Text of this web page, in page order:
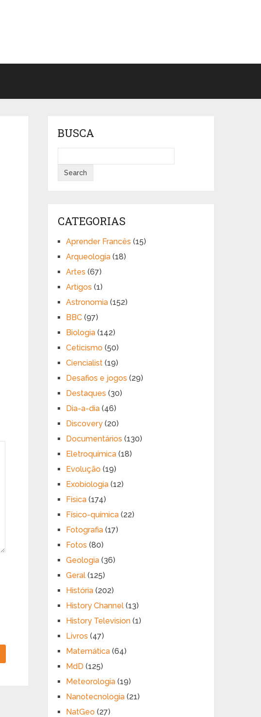
BUSCA
CATEGORIAS
Aprender Francês (15)
Arqueologia (18)
Artes (67)
Artigos (1)
Astronomia (152)
BBC (97)
Biologia (142)
Ceticismo (50)
Ciencialist (19)
Desafios e jogos (29)
Destaques (30)
Dia-a-dia (46)
Discovery (20)
Documentários (130)
Eletroquímica (18)
Evolução (19)
Exobiologia (12)
Física (174)
Físico-química (22)
Fotografia (17)
Fotos (80)
Geologia (36)
Geral (125)
História (202)
History Channel (13)
History Television (1)
Livros (47)
Matemática (64)
MdD (125)
Meteorologia (19)
Nanotecnologia (21)
NatGeo (27)